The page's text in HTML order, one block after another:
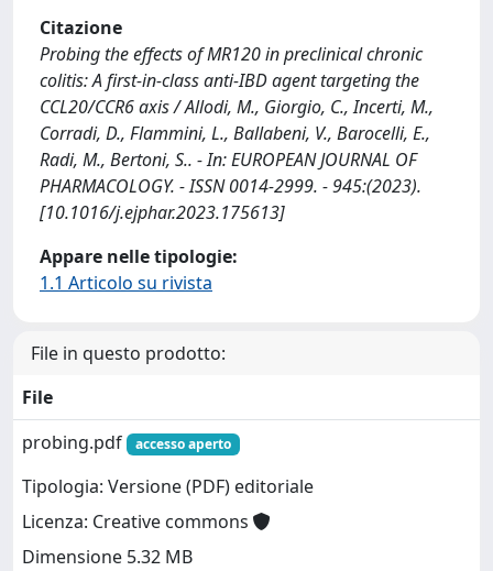
Citazione
Probing the effects of MR120 in preclinical chronic
colitis: A first-in-class anti-IBD agent targeting the
CCL20/CCR6 axis / Allodi, M., Giorgio, C., Incerti, M.,
Corradi, D., Flammini, L., Ballabeni, V., Barocelli, E.,
Radi, M., Bertoni, S.. - In: EUROPEAN JOURNAL OF
PHARMACOLOGY. - ISSN 0014-2999. - 945:(2023).
[10.1016/j.ejphar.2023.175613]
Appare nelle tipologie:
1.1 Articolo su rivista
File in questo prodotto:
File
probing.pdf
accesso aperto
Tipologia: Versione (PDF) editoriale
Licenza: Creative commons
Dimensione 5.32 MB